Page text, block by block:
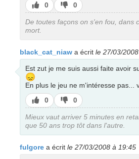
J’aime
0
J’aime
pas
0
De toutes façons on s'en fou, dans
mort.
black_cat_niaw a écrit le 27/03/
Est zut je me suis aussi faite avoir
😞
En plus le jeu ne m'intéresse pas...
J’aime
0
J’aime
pas
0
Mieux vaut arriver 5 minutes en
que 50 ans trop tôt dans l'autre.
fulgore a écrit le 27/03/2008 à 19:45